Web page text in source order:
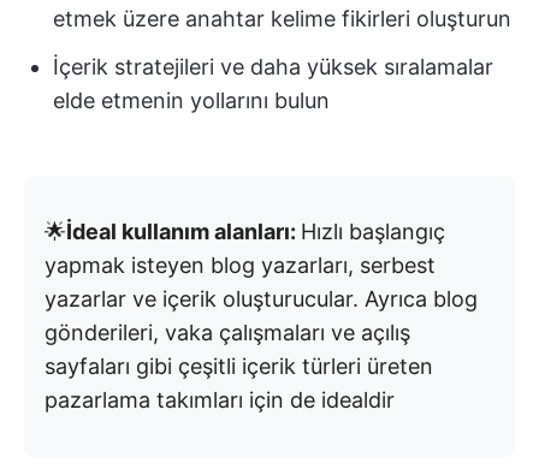
etmek üzere anahtar kelime fikirleri oluşturun
İçerik stratejileri ve daha yüksek sıralamalar
elde etmenin yollarını bulun
🌟İdeal kullanım alanları: Hızlı başlangıç
yapmak isteyen blog yazarları, serbest
yazarlar ve içerik oluşturucular. Ayrıca blog
gönderileri, vaka çalışmaları ve açılış
sayfaları gibi çeşitli içerik türleri üreten
pazarlama takımları için de idealdir